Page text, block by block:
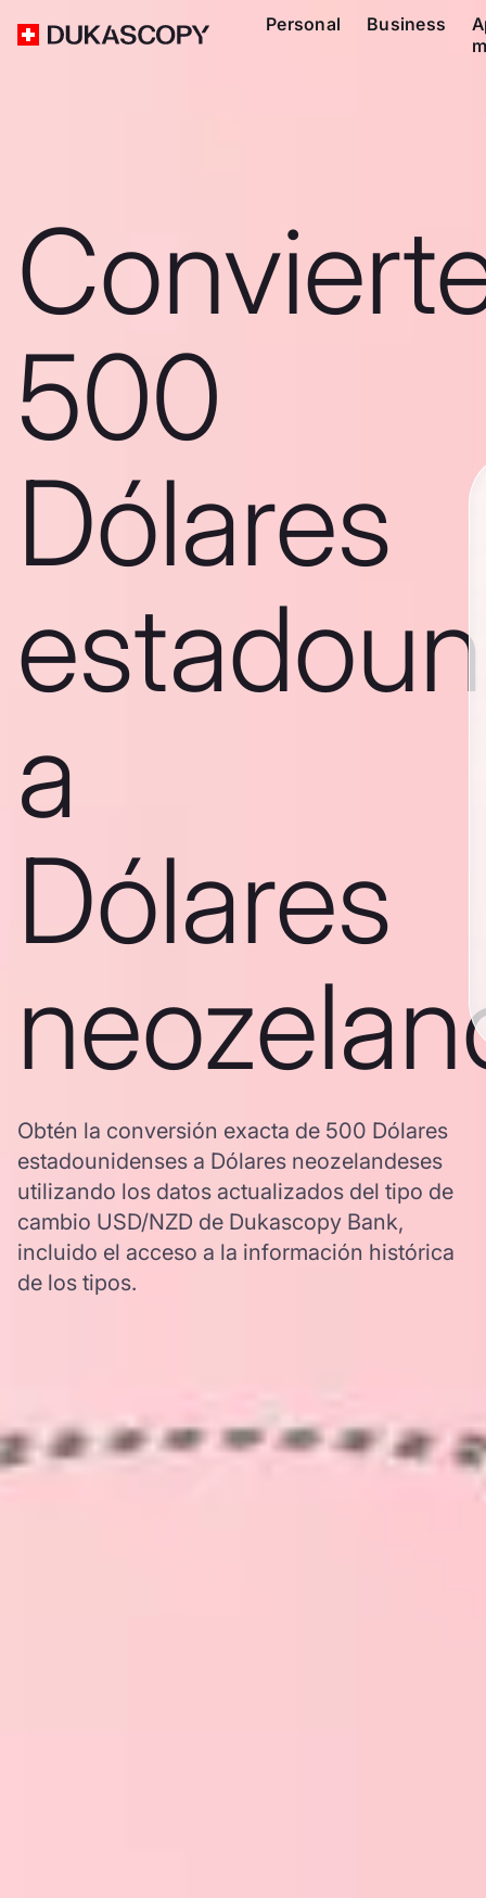
Personal Business
500
Dólares
a
Dólares
Obtén la conversión exacta de 500 Dólares
estadounidenses a Dólares neozelandeses
utilizando los datos actualizados del tipo de
cambio USD/NZD de Dukascopy Bank,
incluido el acceso a la información histórica
de los tipos.